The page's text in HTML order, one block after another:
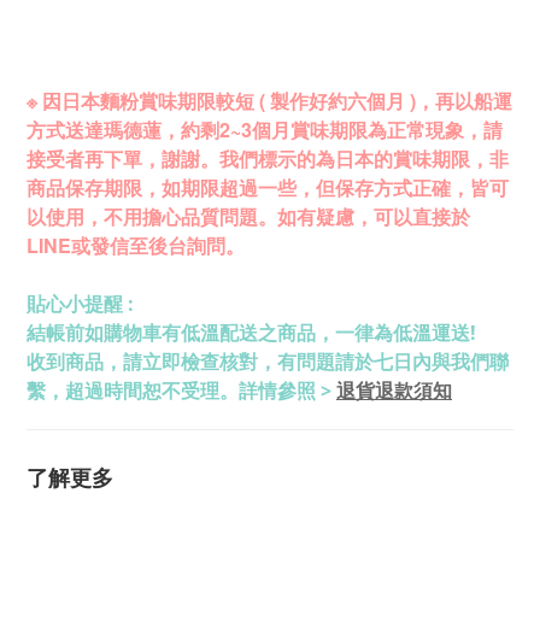
※ 因日本麵粉賞味期限較短 ( 製作好約六個月 )，再以船運
方式送達瑪德蓮，約剩2~3個月賞味期限為正常現象，請
接受者再下單，謝謝。我們標示的為日本的賞味期限，非
商品保存期限，如期限超過一些 ， 但保存方式正確，皆可
以使用，不用擔心品質問題。如有疑慮，可以直接於
LINE或發信至後台詢問。
貼心小提醒 :
結帳前如購物車有低溫配送之商品，一律為低溫運送!
收到商品，請立即檢查核對，有問題請於七日內與我們聯
繫，超過時間恕不受理。詳情參照 >退貨退款須知
了解更多